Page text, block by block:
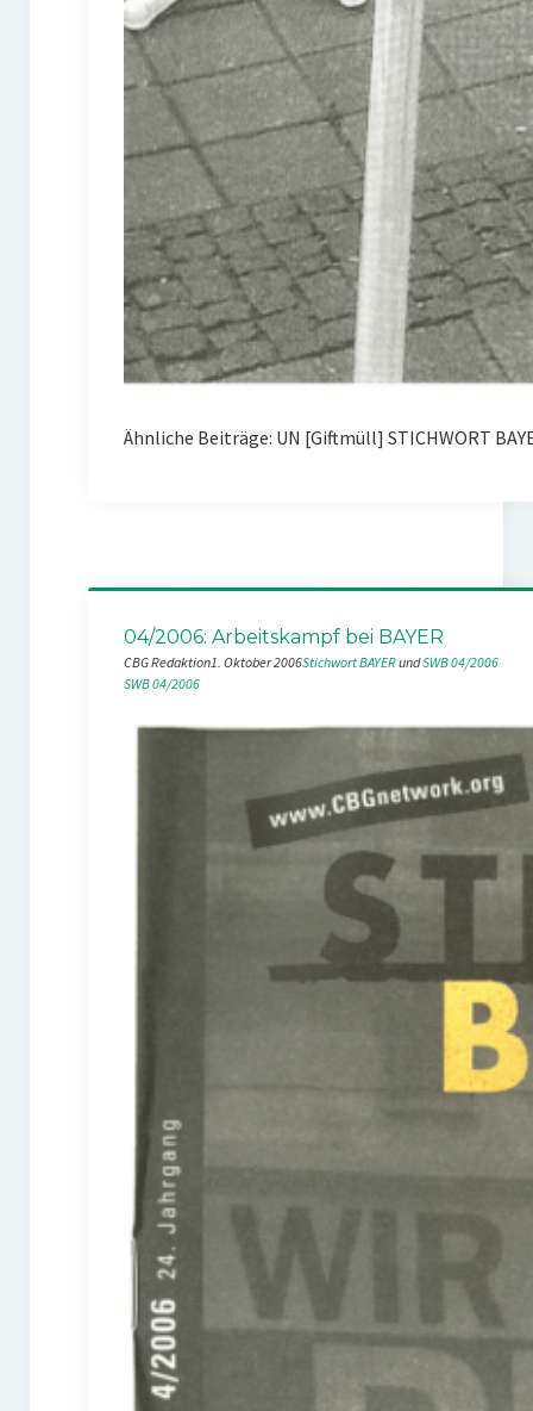
Ähnliche Beiträge: UN [Giftmüll] STICHWORT
04/2006: Arbeitskampf bei BAYER
CBG Redaktion1. Oktober 2006Stichwort BAYER und SWB 04/2006
SWB 04/2006